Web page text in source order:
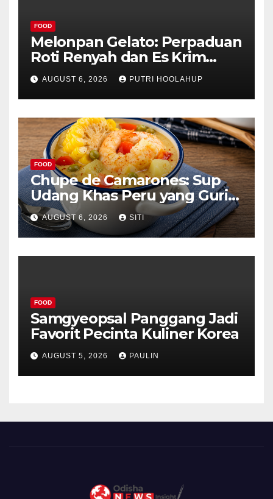
FOOD
Melonpan Gelato: Perpaduan
Roti Renyah dan Es Krim
Lembut yang Menggoda
AUGUST 6, 2026 PUTRI HOOLAHUP
FOOD
Chupe de Camarones: Sup
Udang Khas Peru yang Gurih
Lezat
AUGUST 6, 2026 SITI
FOOD
Samgyeopsal Panggang Jadi
Favorit Pecinta Kuliner Korea
AUGUST 5, 2026 PAULIN